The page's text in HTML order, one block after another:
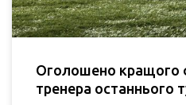
Оголошено кращого
тренера останнього